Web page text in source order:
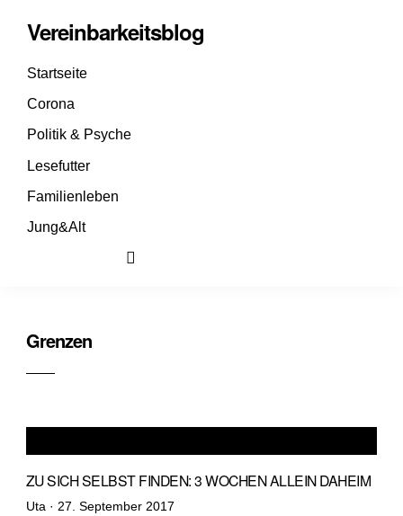
Vereinbarkeitsblog
Startseite
Corona
Politik & Psyche
Lesefutter
Familienleben
Jung&Alt
Grenzen
ZU SICH SELBST FINDEN: 3 WOCHEN ALLEIN DAHEIM
Uta · Veröffentlicht
27. September 2017